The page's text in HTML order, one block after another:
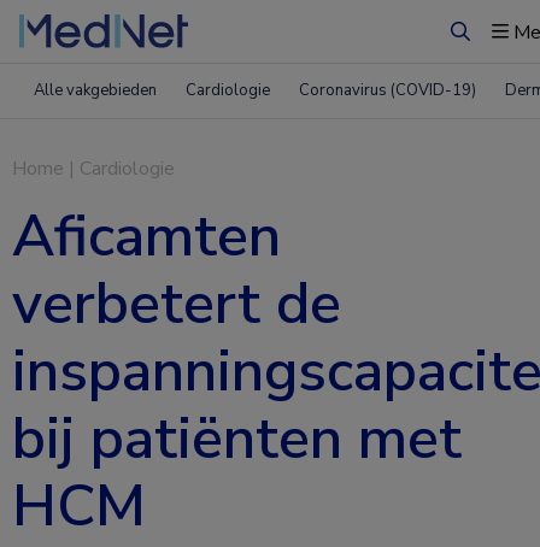
Zoeken
Alle vakgebieden Cardiologie Coronavirus (COVID-19)
Home | Cardiologie
Aficamten
verbetert de
bij patiënten met
HCM